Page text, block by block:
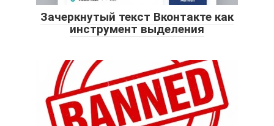
Зачеркнутый текст Вконтакте как
инструмент выделения